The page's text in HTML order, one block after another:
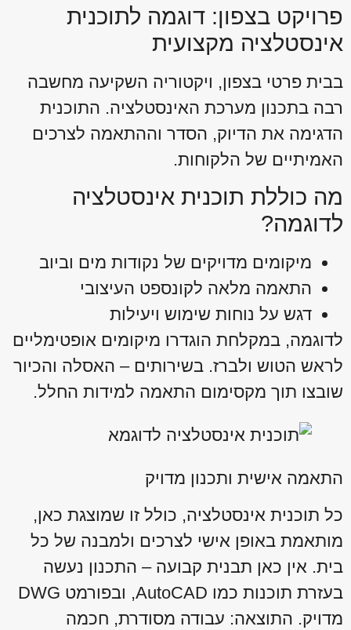
פרויקט בצפון: דוגמה לתוכנית
אינסטלציה מקצועית
בבית פרטי בצפון, ויקטוריה השקיעה מחשבה
רבה בתכנון מערכת האינסטלציה. התוכנית
הדגימה את הדיוק, הסדר וההתאמה לצרכים
האמיתיים של הלקוחות.
מה כוללת תוכנית אינסטלציה
לדוגמה?
מיקומים מדויקים של נקודות מים וביוב
התאמה מלאה לקונספט העיצובי
דגש על נוחות שימוש ויעילות
לדוגמה, במקלחת הוגדרו מיקומים אופטימליים
לראש הטוש ולברז. בשירותים – האסלה והכיור
שובצו תוך מקסימום התאמה למידות החלל.
התאמה אישית ותכנון מדויק
כל תוכנית אינסטלציה, כולל זו שמוצגת כאן,
מותאמת באופן אישי לצרכים ולמבנה של כל
בית. אין כאן תבנית קבועה – התכנון נעשה
בעזרת תוכנות כמו AutoCAD, ובפורמט DWG
מדויק. התוצאה: עבודה מסודרת, חכמה